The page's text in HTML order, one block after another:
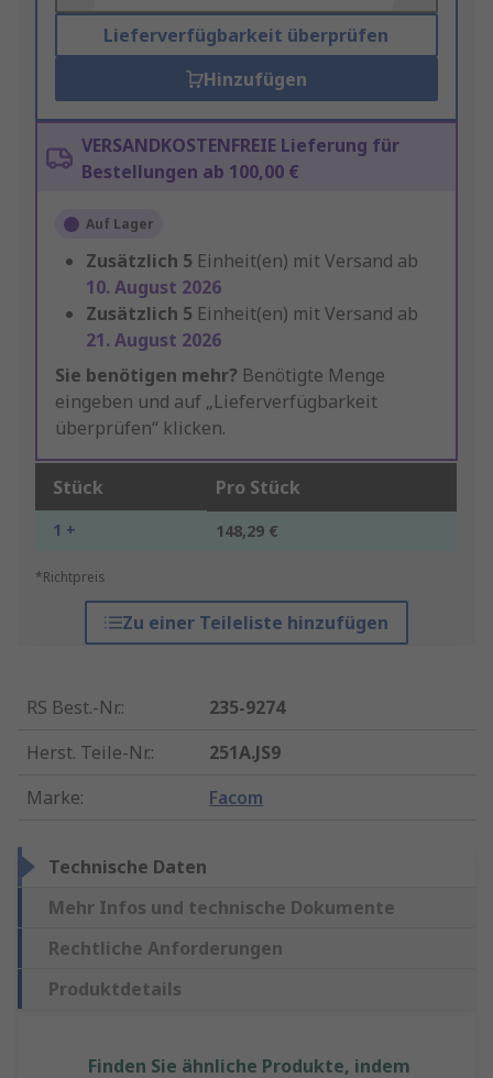
Lieferverfügbarkeit überprüfen
Hinzufügen
VERSANDKOSTENFREIE Lieferung für
Bestellungen ab 100,00 €
Auf Lager
Zusätzlich 5 Einheit(en) mit Versand ab
10. August 2026
Zusätzlich 5 Einheit(en) mit Versand ab
21. August 2026
Sie benötigen mehr? Benötigte Menge
eingeben und auf „Lieferverfügbarkeit
überprüfen“ klicken.
Stück Pro Stück
1 + 148,29 €
*Richtpreis
Zu einer Teileliste hinzufügen
RS Best.-Nr.:
235-9274
Herst. Teile-Nr.:
251A.JS9
Marke: Facom
Technische Daten
Mehr Infos und technische Dokumente
Rechtliche Anforderungen
Produktdetails
Finden Sie ähnliche Produkte, indem